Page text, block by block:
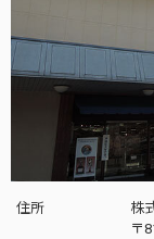
飾りたい場所に
届きました。子
寧に梱包されて
いました。
住所
株
〒